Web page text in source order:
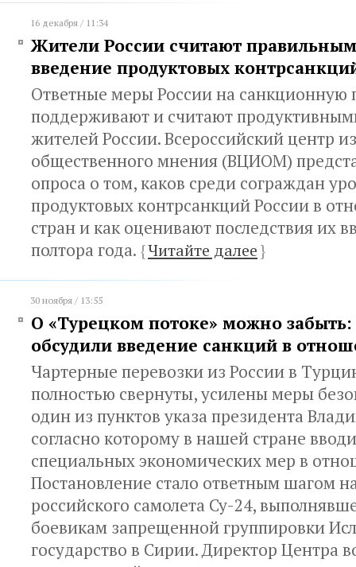
16 декабря / 11:34
Жители России считают
введение продуктовых
Ответные меры России на санкционную
поддерживают и считают
жителей России. Всероссийский центр
общественного мнения (ВЦИОМ)
опроса о том, каков среди сограждан
продуктовых контрсанкций России в
стран и как оценивают последствия их
полтора года. {Читайте далее}
30 ноября / 13:55
О «Турецком потоке» можно
обсудили введение санкций в
Чартерные перевозки из России в
полностью свернуты, усилены меры
один из пунктов указа президента
согласно которому в нашей стране
специальных экономических мер в
Постановление стало ответным шагом
российского самолета Су-24,
боевикам запрещенной группировки
государство в Сирии. Директор Центра